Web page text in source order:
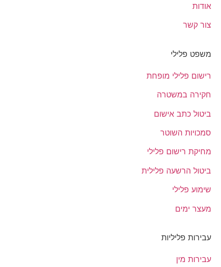
אודות
צור קשר
משפט פלילי
רישום פלילי מופחת
חקירה במשטרה
ביטול כתב אישום
סמכויות השוטר
מחיקת רישום פלילי
ביטול הרשעה פלילית
שימוע פלילי
מעצר ימים
עבירות פליליות
עבירות מין